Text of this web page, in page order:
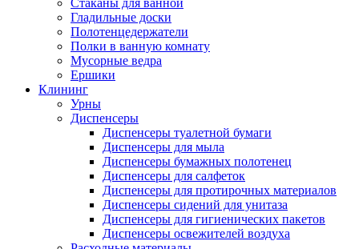
Стаканы для ванной
Гладильные доски
Полотенцедержатели
Полки в ванную комнату
Мусорные ведра
Ершики
Клининг
Урны
Диспенсеры
Диспенсеры туалетной бумаги
Диспенсеры для мыла
Диспенсеры бумажных полотенец
Диспенсеры для салфеток
Диспенсеры для протирочных материалов
Диспенсеры сидений для унитаза
Диспенсеры для гигиенических пакетов
Диспенсеры освежителей воздуха